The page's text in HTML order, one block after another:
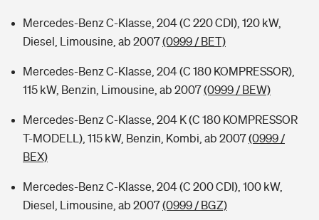
Mercedes-Benz C-Klasse, 204 (C 220 CDI), 120 kW,
Diesel, Limousine, ab 2007(0999 / BET)
Mercedes-Benz C-Klasse, 204 (C 180 KOMPRESSOR),
115 kW, Benzin, Limousine, ab 2007(0999 / BEW)
Mercedes-Benz C-Klasse, 204 K (C 180 KOMPRESSOR
T-MODELL), 115 kW, Benzin, Kombi, ab 2007(0999 /
BEX)
Mercedes-Benz C-Klasse, 204 (C 200 CDI), 100 kW,
Diesel, Limousine, ab 2007(0999 / BGZ)